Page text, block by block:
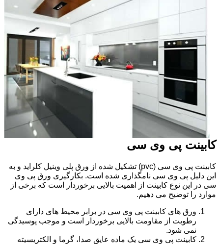
کابینت پی وی سی
کابینت پی وی سی (pvc) تشکیل شده از ورق پلی وینیل کلراید و به
این دلیل پی وی سی نامگذاری شده است. بکارگیری ورق پی وی
سی در این نوع کابینت از اهمیت بالایی برخوردار است که برخی از
موارد را توضیح می دهیم.
ورق های کابینت پی وی سی در برابر محیط های دارای
رطوبت از مقاومت بالایی برخوردار است و موجب پوسیدگی
نمی شود.
کابینت پی وی سی یک ماده عایق صدا، گرما و الکتریسیته